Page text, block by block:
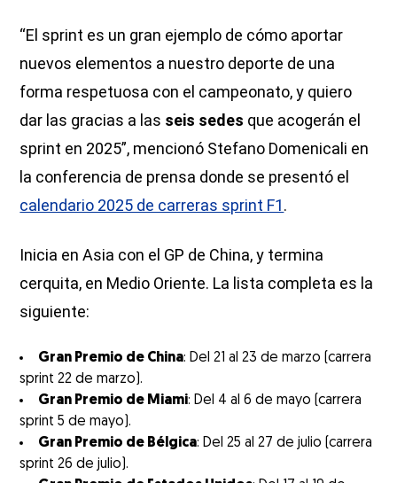
“El sprint es un gran ejemplo de cómo aportar
nuevos elementos a nuestro deporte de una
forma respetuosa con el campeonato, y quiero
dar las gracias a las seis sedes que acogerán el
sprint en 2025”, mencionó Stefano Domenicali en
la conferencia de prensa donde se presentó el
calendario 2025 de carreras sprint F1.
Inicia en Asia con el GP de China, y termina
cerquita, en Medio Oriente. La lista completa es la
siguiente:
Gran Premio de China: Del 21 al 23 de marzo (carrera
sprint 22 de marzo).
Gran Premio de Miami: Del 4 al 6 de mayo (carrera
sprint 5 de mayo).
Gran Premio de Bélgica: Del 25 al 27 de julio (carrera
sprint 26 de julio).